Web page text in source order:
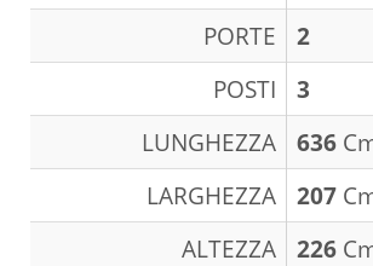
PORTE
2
POSTI
3
LUNGHEZZA
636
LARGHEZZA
207
ALTEZZA
226